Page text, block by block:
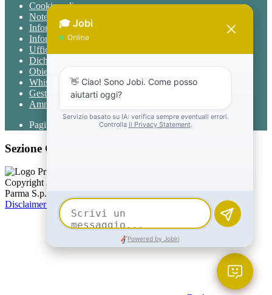
Cookie policy
Note legali
Informativa Privacy
Informativa Privacy chatbot Jobi
Ufficio Relazioni con il Pubblico
Dichiarazione di accessibilità
Obiettivi di accessibilità
Whistleblowing
Gestione consensi cookie
Amministrazione trasparente
Pagina visualizzata581volte
Sezione Copyright
Copyright 2026 | Engineered and powered by Gruppo Spaggiari
Parma S.p.A. | Divisione Publishing & New Social Media
Disclaimer trattamento dati personali